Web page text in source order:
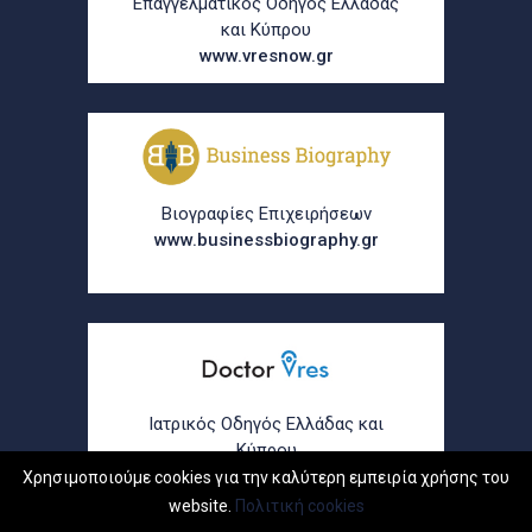
και Κύπρου
www.vresnow.gr
Βιογραφίες Επιχειρήσεων
www.businessbiography.gr
Ιατρικός Οδηγός Ελλάδας και
Κύπρου
www.doctorvres.gr
Χρησιμοποιούμε cookies για την καλύτερη εμπειρία χρήσης του
website. Πολιτική cookies